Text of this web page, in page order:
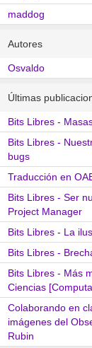
maddog
Autores
Osvaldo
Últimas
Bits Libres -
Bits Libres -
bugs
Traducción en
Bits Libres - Ser
Project Manager
Bits Libres - La
Bits Libres -
Bits Libres - Más
Ciencias
Colaborando en
imágenes del
Rubin